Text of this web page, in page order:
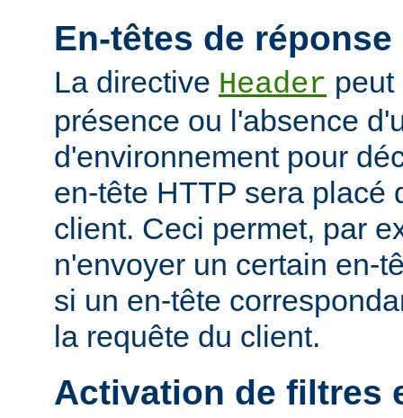
En-têtes de
La directive Header peut
présence ou l'absence
d'environnement pour
en-tête HTTP sera placé
client. Ceci permet, par
n'envoyer un certain en-
si un en-tête
la requête du client.
Activation de filtres